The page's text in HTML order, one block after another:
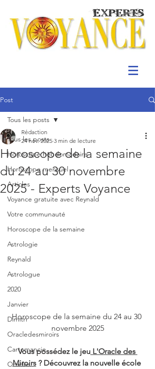
Post
Tous les posts
Horoscope hebdomadaire
Horoscope mensuel
Articles
Voyance gratuite avec Reynald
Votre communauté
Horoscope de la semaine
Astrologie
Reynald
Astrologue
2020
Janvier
Dimitri
Oracledesmiroirs
Cartomancie
Oracles
Tous les posts
Horoscope de la semaine
du 24 au 30 novembre
2025 - Experts Voyance
Rédaction
24 nov. 2025 3 min de lecture
Horoscope de la semaine du 24 au 30
novembre 2025
Vous possédez le jeu L'Oracle des
Miroirs ? Découvrez la nouvelle école